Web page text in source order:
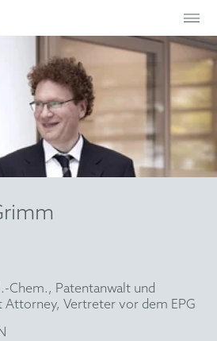
Chem., Patentanwalt und
Attorney, Vertreter vor dem EPG